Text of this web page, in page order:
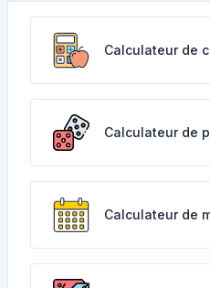
Calculateur de
Calculateur de
Calculateur de